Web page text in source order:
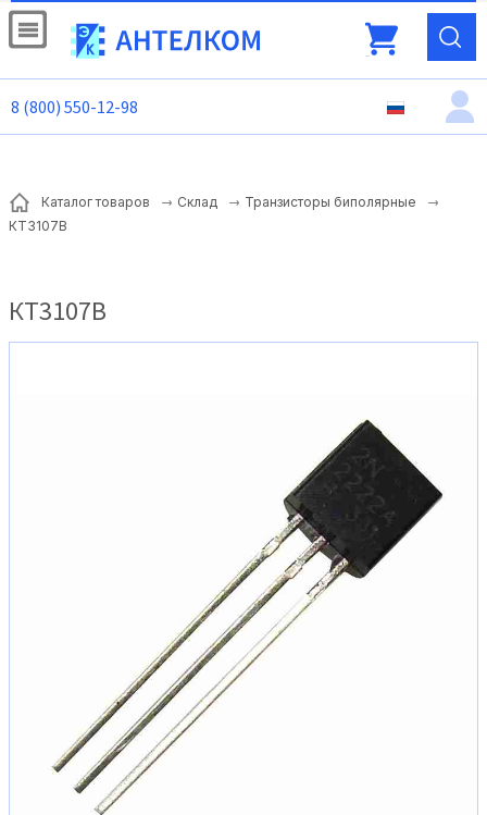
8 (800) 550-12-98
Каталог товаров Склад
Транзисторы биполярные
КТ3107В
КТ3107В